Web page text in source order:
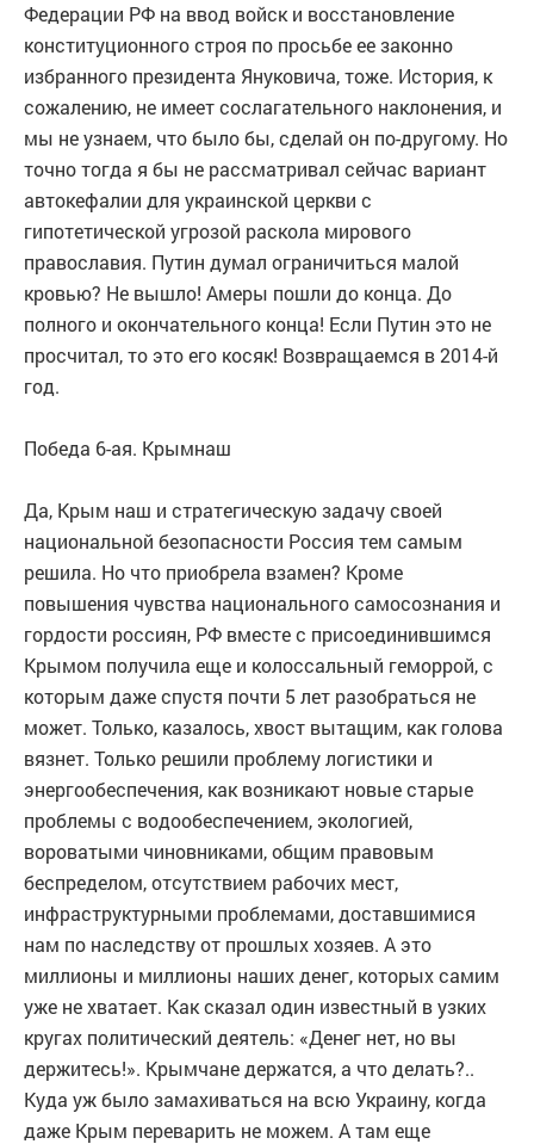
Федерации РФ на ввод войск и восстановление
конституционного строя по просьбе ее законно
избранного президента Януковича, тоже. История, к
сожалению, не имеет сослагательного наклонения, и
мы не узнаем, что было бы, сделай он по-другому. Но
точно тогда я бы не рассматривал сейчас вариант
автокефалии для украинской церкви с
гипотетической угрозой раскола мирового
православия. Путин думал ограничиться малой
кровью? Не вышло! Амеры пошли до конца. До
полного и окончательного конца! Если Путин это не
просчитал, то это его косяк! Возвращаемся в 2014-й
год.
Победа 6-ая. Крымнаш
Да, Крым наш и стратегическую задачу своей
национальной безопасности Россия тем самым
решила. Но что приобрела взамен? Кроме
повышения чувства национального самосознания и
гордости россиян, РФ вместе с присоединившимся
Крымом получила еще и колоссальный геморрой, с
которым даже спустя почти 5 лет разобраться не
может. Только, казалось, хвост вытащим, как голова
вязнет. Только решили проблему логистики и
энергообеспечения, как возникают новые старые
проблемы с водообеспечением, экологией,
вороватыми чиновниками, общим правовым
беспределом, отсутствием рабочих мест,
инфраструктурными проблемами, доставшимися
нам по наследству от прошлых хозяев. А это
миллионы и миллионы наших денег, которых самим
уже не хватает. Как сказал один известный в узких
кругах политический деятель: «Денег нет, но вы
держитесь!». Крымчане держатся, а что делать?..
Куда уж было замахиваться на всю Украину, когда
даже Крым переварить не можем. А там еще